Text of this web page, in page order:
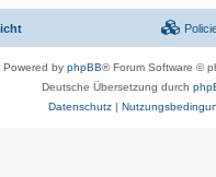
Powered by phpBB® Forum Software ©
Deutsche Übersetzung durch
Datenschutz|